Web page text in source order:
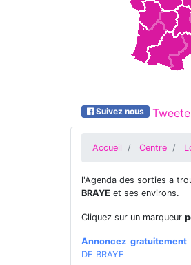
Suivez nous
Accueil Centre
l'Agenda des sorties a
BRAYE et ses environs.
Cliquez sur un marqueur
Annoncez gratuitement
DE BRAYE